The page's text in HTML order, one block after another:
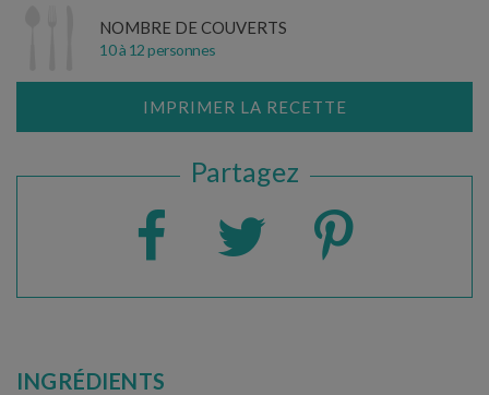
NOMBRE DE COUVERTS
10 à 12 personnes
IMPRIMER LA RECETTE
Partagez
INGRÉDIENTS